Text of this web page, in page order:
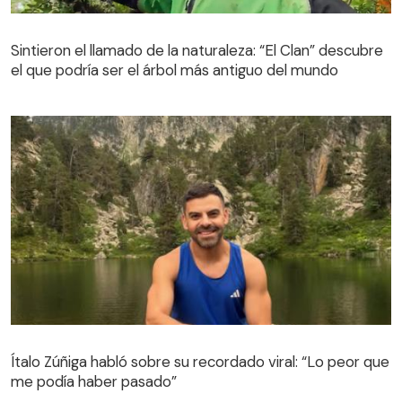
el que podría ser el árbol más antiguo del mundo
Sintieron el llamado de la naturaleza: “El Clan” descubre
el que podría ser el árbol más antiguo del mundo
Ítalo Zúñiga habló sobre su recordado viral: “Lo peor que
me podía haber pasado”